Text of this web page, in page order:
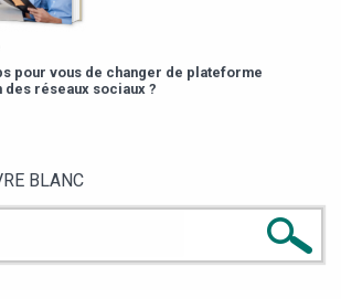
pour vous de changer de plateforme
des réseaux sociaux ?
BLANC